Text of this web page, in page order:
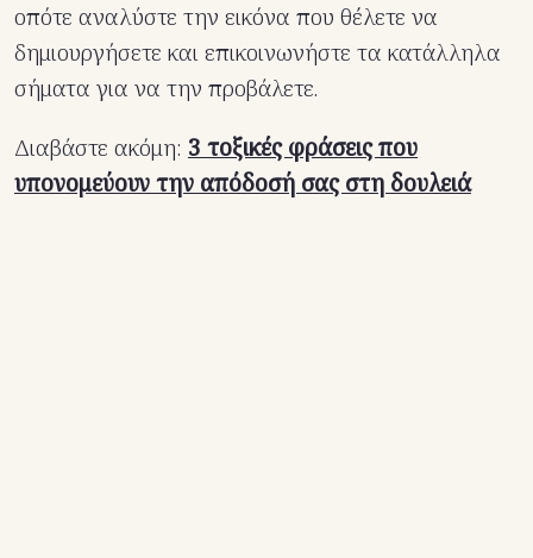
οπότε αναλύστε την εικόνα που θέλετε να
δημιουργήσετε και επικοινωνήστε τα κατάλληλα
σήματα για να την προβάλετε.
Διαβάστε ακόμη: 3 τοξικές φράσεις που
υπονομεύουν την απόδοσή σας στη δουλειά